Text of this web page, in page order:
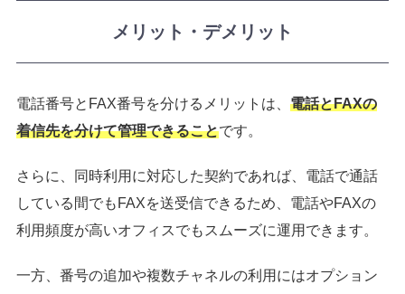
メリット・デメリット
電話番号とFAX番号を分けるメリットは、 電話とFAXの
着信先を分けて管理できることです。
さらに、同時利用に対応した契約であれば、電話で通話
している間でもFAXを送受信できるため、電話やFAXの
利用頻度が高いオフィスでもスムーズに運用できます。
一方、番号の追加や複数チャネルの利用にはオプション